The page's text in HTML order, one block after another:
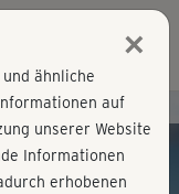
×
ähnliche
auf
unserer Website
Informationen
erhobenen